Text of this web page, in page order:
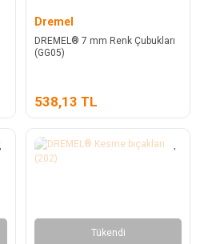
Dremel
DREMEL® 7 mm Renk Çubukları
(GG05)
538,13 TL
Tükendi